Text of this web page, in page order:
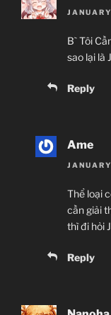
B` Tôi
sao lại là
Reply
Ame
Thể loại
cần giải
thì đi hỏi
Reply